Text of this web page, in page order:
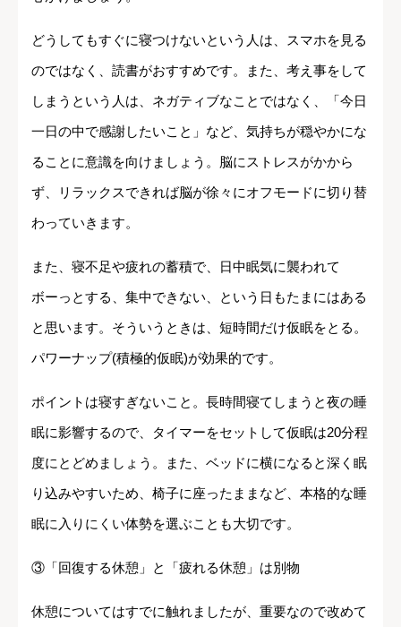
どうしてもすぐに寝つけないという人は、スマホを見る
のではなく、読書がおすすめです。また、考え事をして
しまうという人は、ネガティブなことではなく、「今日
一日の中で感謝したいこと」など、気持ちが穏やかにな
ることに意識を向けましょう。脳にストレスがかから
ず、リラックスできれば脳が徐々にオフモードに切り替
わっていきます。
また、寝不足や疲れの蓄積で、日中眠気に襲われて
ボーっとする、集中できない、という日もたまにはある
と思います。そういうときは、短時間だけ仮眠をとる。
パワーナップ(積極的仮眠)が効果的です。
ポイントは寝すぎないこと。長時間寝てしまうと夜の睡
眠に影響するので、タイマーをセットして仮眠は20分程
度にとどめましょう。また、ベッドに横になると深く眠
り込みやすいため、椅子に座ったままなど、本格的な睡
眠に入りにくい体勢を選ぶことも大切です。
③「回復する休憩」と「疲れる休憩」は別物
休憩についてはすでに触れましたが、重要なので改めて